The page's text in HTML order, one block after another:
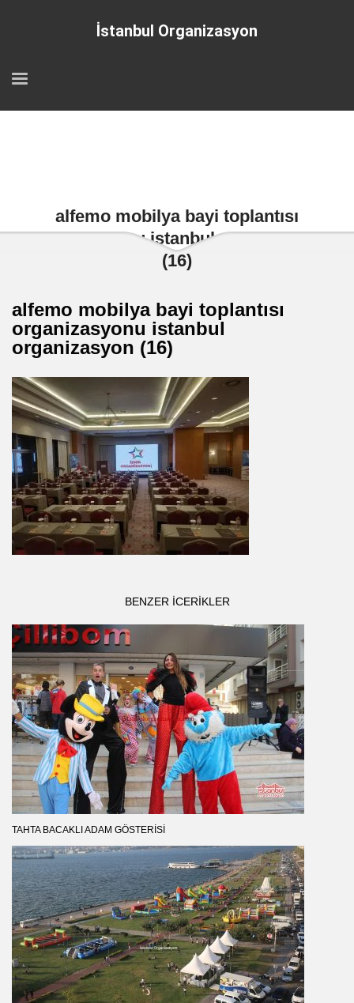
İstanbul Organizasyon
alfemo mobilya bayi toplantısı
organizasyonu istanbul organizasyon
(16)
alfemo mobilya bayi toplantısı
organizasyonu istanbul
organizasyon (16)
BENZER ICERIKLER
TAHTA BACAKLI ADAM GÖSTERISI